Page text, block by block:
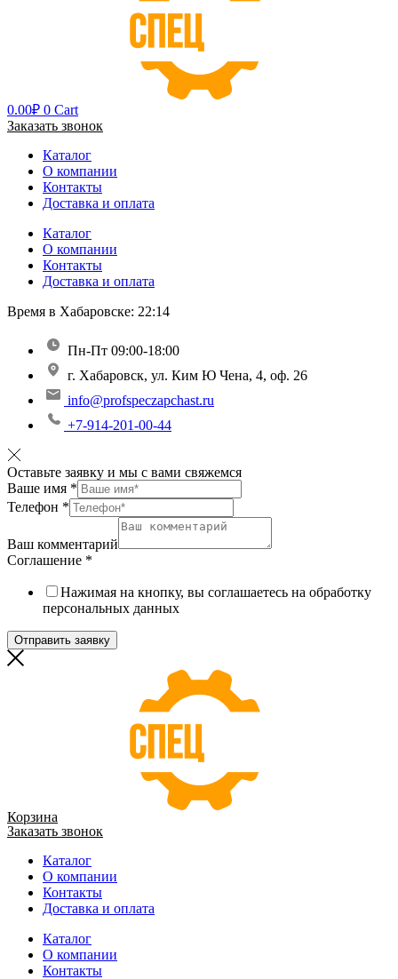
0.00₽ 0 Cart
Заказать звонок
Каталог
О компании
Контакты
Доставка и оплата
Каталог
О компании
Контакты
Доставка и оплата
Время в Хабаровске: 22:14
Пн-Пт 09:00-18:00
г. Хабаровск, ул. Ким Ю Чена, 4, оф. 26
info@profspeczapchast.ru
+7-914-201-00-44
Оставьте заявку и мы с вами свяжемся
Ваше имя *
Телефон *
Ваш комментарий
Соглашение *
Нажимая на кнопку, вы соглашаетесь на обработку
персональных данных
Отправить заявку
Корзина
Заказать звонок
Каталог
О компании
Контакты
Доставка и оплата
Каталог
О компании
Контакты